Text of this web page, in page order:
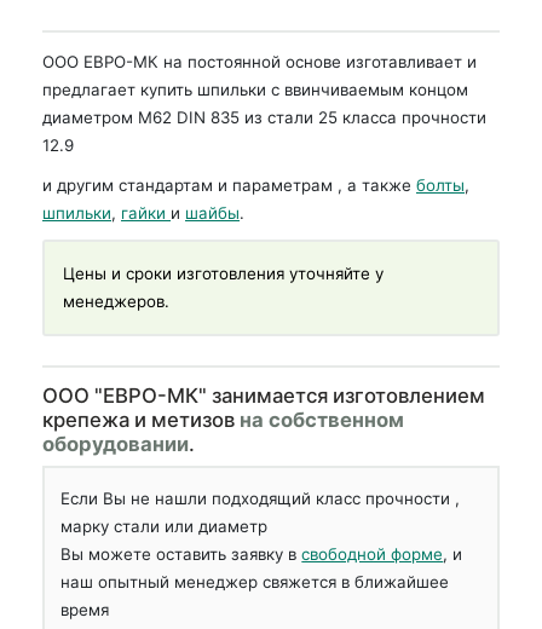
ООО ЕВРО-МК на постоянной основе изготавливает и
предлагает купить шпильки с ввинчиваемым концом
диаметром М62 DIN 835 из стали 25 класса прочности
12.9
и другим стандартам и параметрам , а также болты,
шпильки, гайки и шайбы.
Цены и сроки изготовления уточняйте у
менеджеров.
OOO "ЕВРО-МК" занимается изготовлением
крепежа и метизов на собственном
оборудовании.
Если Вы не нашли подходящий класс прочности ,
марку стали или диаметр
Вы можете оставить заявку всвободной форме, и
наш опытный менеджер свяжется в ближайшее
время